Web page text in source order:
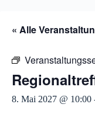
« Alle
8. Mai 2027 @ 10:00